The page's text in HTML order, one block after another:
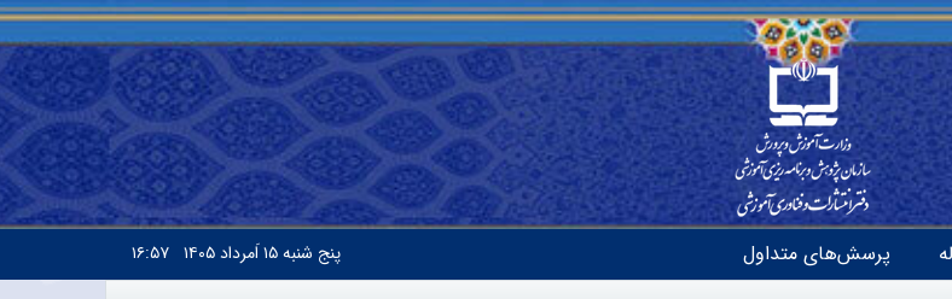
پرسش‌های متداول پنج شنبه۱۵ اَمرداد ۱۴۰۵ ۱۶:۵۷